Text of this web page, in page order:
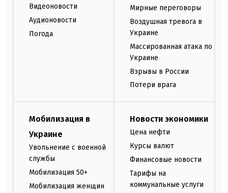
Видеоновости
Аудионовости
Погода
Мирные переговоры
Воздушная тревога в
Украине
Массированная атака по
Украине
Взрывы в России
Потери врага
Мобилизация в
Украине
Увольнение с военной
службы
Мобилизация 50+
Мобилизация женщин
Новости экономики
Цена нефти
Курсы валют
Финансовые новости
Тарифы на
коммунальные услуги